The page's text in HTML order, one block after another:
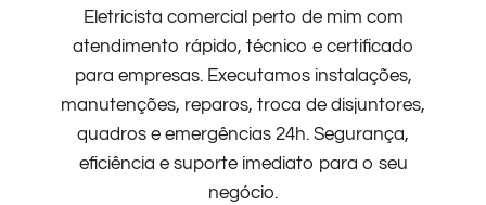
Eletricista comercial perto de mim com
atendimento rápido, técnico e certificado
para empresas. Executamos instalações,
manutenções, reparos, troca de disjuntores,
quadros e emergências 24h. Segurança,
eficiência e suporte imediato para o seu
negócio.